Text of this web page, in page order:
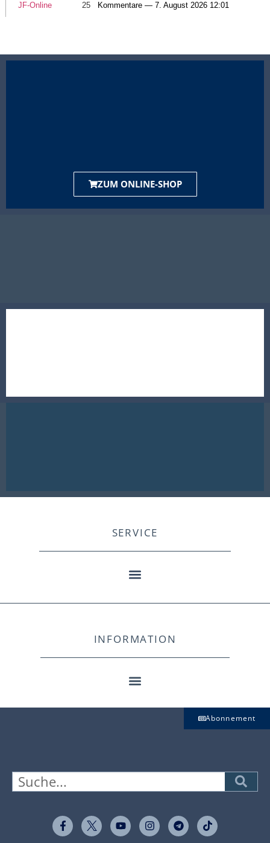
JF-Online 25 Kommentare — 7. August 2026 12:01
ZUM ONLINE-SHOP
SERVICE
INFORMATION
Abonnement